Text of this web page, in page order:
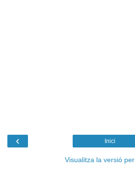
‹ Inici
Visualitza la versió